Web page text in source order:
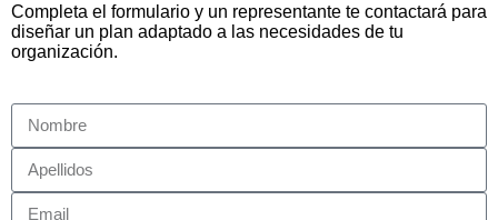
Completa el formulario y un representante te contactará para
diseñar un plan adaptado a las necesidades de tu
organización.